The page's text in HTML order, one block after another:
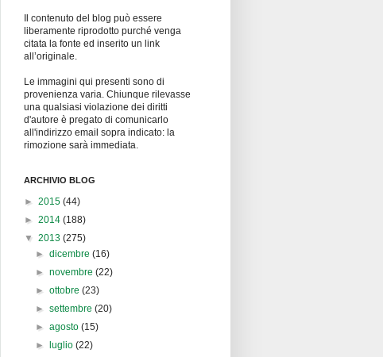
Il contenuto del blog può essere
liberamente riprodotto purché venga
citata la fonte ed inserito un link
all’originale.
Le immagini qui presenti sono di
provenienza varia. Chiunque rilevasse
una qualsiasi violazione dei diritti
d'autore è pregato di comunicarlo
all'indirizzo email sopra indicato: la
rimozione sarà immediata.
ARCHIVIO BLOG
► 2015 (44)
► 2014 (188)
▼ 2013 (275)
►dicembre(16)
►novembre(22)
►ottobre(23)
►settembre(20)
►agosto(15)
►
luglio(22)